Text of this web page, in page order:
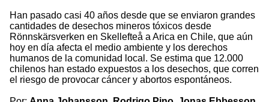
Han pasado casi 40 años desde que se enviaron grandes
cantidades de desechos mineros tóxicos desde
Rönnskärsverken en Skellefteå a Arica en Chile, que aún
hoy en día afecta el medio ambiente y los derechos
humanos de la comunidad local. Se estima que 12.000
chilenos han estado expuestos a los desechos, que corren
el riesgo de provocar cáncer y abortos espontáneos.